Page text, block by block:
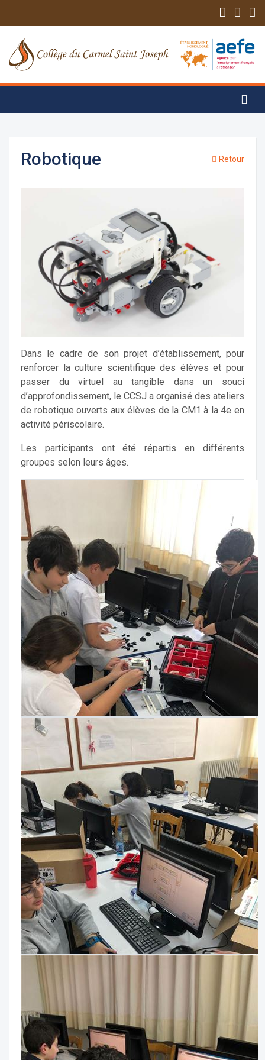
Robotique Retour
Dans le cadre de son projet d’établissement, pour
renforcer la culture scientifique des élèves et pour
passer du virtuel au tangible dans un souci
d’approfondissement, le CCSJ a organisé des ateliers
de robotique ouverts aux élèves de la CM1 à la 4e en
activité périscolaire.
Les participants ont été répartis en différents
groupes selon leurs âges.